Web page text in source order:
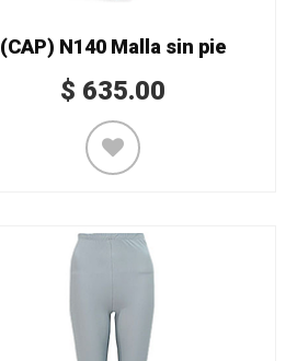
(CAP) N140 Malla sin pie
$ 635.00